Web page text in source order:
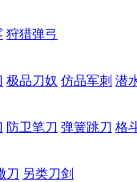
狩猎弹弓
极品刀奴 仿品军刺 潜
防卫笔刀 弹簧跳刀 格
刀 另类刀剑